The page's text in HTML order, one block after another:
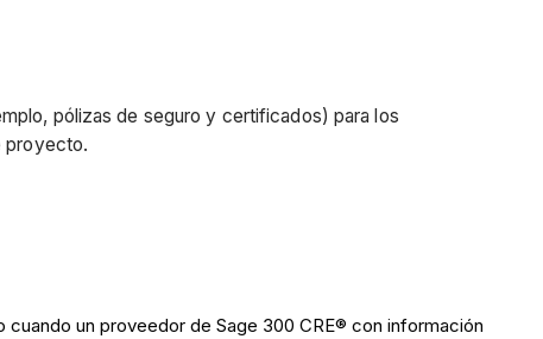
pólizas de seguro y certificados) para los
proyecto.
cuando un proveedor de Sage 300 CRE® con información